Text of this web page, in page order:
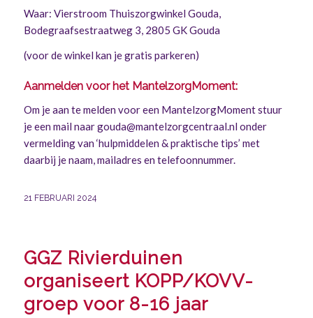
Waar: Vierstroom Thuiszorgwinkel Gouda,
Bodegraafsestraatweg 3, 2805 GK Gouda
(voor de winkel kan je gratis parkeren)
Aanmelden voor het MantelzorgMoment:
Om je aan te melden voor een MantelzorgMoment stuur
je een mail naar gouda@mantelzorgcentraal.nl onder
vermelding van ‘hulpmiddelen & praktische tips’ met
daarbij je naam, mailadres en telefoonnummer.
21 FEBRUARI 2024
GGZ Rivierduinen
organiseert KOPP/KOVV-
groep voor 8-16 jaar